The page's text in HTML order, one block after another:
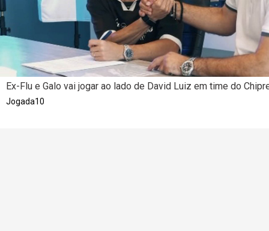
Ex-Flu e Galo vai jogar ao lado de David Luiz em time do
Jogada10